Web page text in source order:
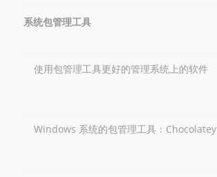
系统包管理工具
使用包管理工具更好的管理系统上的软件
Windows 系统的包管理工具：Chocolatey